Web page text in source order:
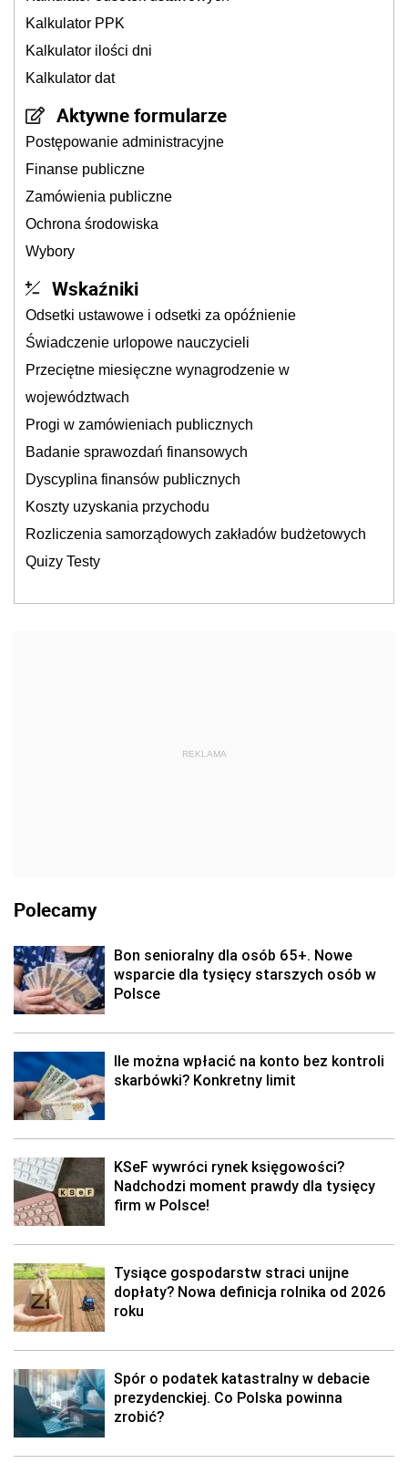
Kalkulator PPK
Kalkulator ilości dni
Kalkulator dat
Aktywne formularze
Postępowanie administracyjne
Finanse publiczne
Zamówienia publiczne
Ochrona środowiska
Wybory
Wskaźniki
Odsetki ustawowe i odsetki za opóźnienie
Świadczenie urlopowe nauczycieli
Przeciętne miesięczne wynagrodzenie w
województwach
Progi w zamówieniach publicznych
Badanie sprawozdań finansowych
Dyscyplina finansów publicznych
Koszty uzyskania przychodu
Rozliczenia samorządowych zakładów budżetowych
Quizy Testy
REKLAMA
Polecamy
Bon senioralny dla osób 65+. Nowe
wsparcie dla tysięcy starszych osób w
Polsce
Ile można wpłacić na konto bez kontroli
skarbówki? Konkretny limit
KSeF wywróci rynek księgowości?
Nadchodzi moment prawdy dla tysięcy
firm w Polsce!
Tysiące gospodarstw straci unijne
dopłaty? Nowa definicja rolnika od 2026
roku
Spór o podatek katastralny w debacie
prezydenckiej. Co Polska powinna
zrobić?